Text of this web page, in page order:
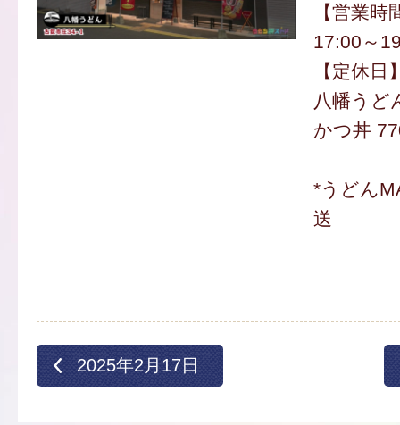
【営業
17:00～
【定休日
八幡うど
かつ丼
*うどん
送
2025年2月17日